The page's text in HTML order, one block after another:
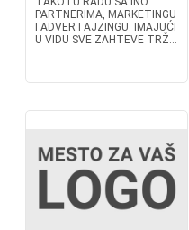
PARTNERIMA, MARKETINGU
I ADVERTAJZINGU. IMAJUĆI
U VIDU SVE ZAHTEVE TRŽ...